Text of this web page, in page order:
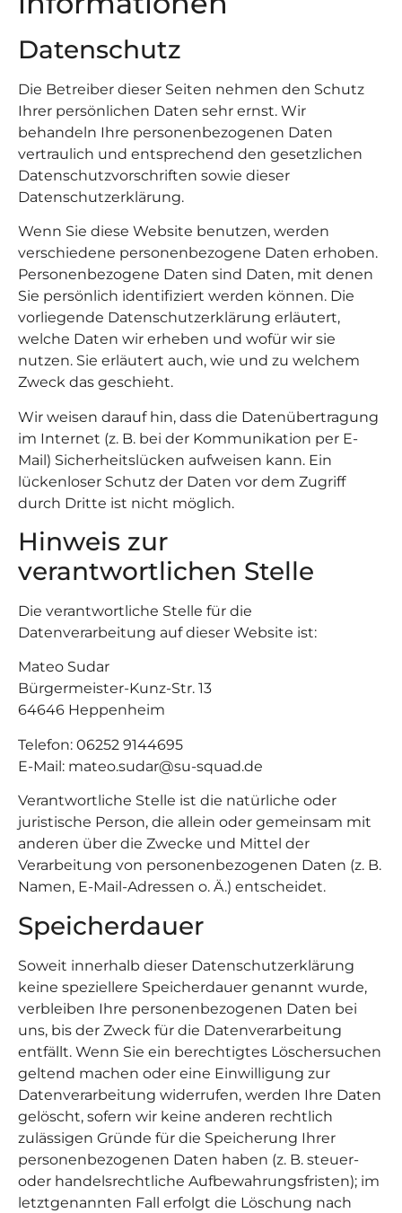
Datenschutz
Die Betreiber dieser Seiten nehmen den Schutz
Ihrer persönlichen Daten sehr ernst. Wir
behandeln Ihre personenbezogenen Daten
vertraulich und entsprechend den gesetzlichen
Datenschutzvorschriften sowie dieser
Datenschutzerklärung.
Wenn Sie diese Website benutzen, werden
verschiedene personenbezogene Daten erhoben.
Personenbezogene Daten sind Daten, mit denen
Sie persönlich identifiziert werden können. Die
vorliegende Datenschutzerklärung erläutert,
welche Daten wir erheben und wofür wir sie
nutzen. Sie erläutert auch, wie und zu welchem
Zweck das geschieht.
Wir weisen darauf hin, dass die Datenübertragung
im Internet (z. B. bei der Kommunikation per E-
Mail) Sicherheitslücken aufweisen kann. Ein
lückenloser Schutz der Daten vor dem Zugriff
durch Dritte ist nicht möglich.
Hinweis zur
verantwortlichen Stelle
Die verantwortliche Stelle für die
Datenverarbeitung auf dieser Website ist:
Mateo Sudar
Bürgermeister-Kunz-Str. 13
64646 Heppenheim
Telefon: 06252 9144695
E-Mail: mateo.sudar@su-squad.de
Verantwortliche Stelle ist die natürliche oder
juristische Person, die allein oder gemeinsam mit
anderen über die Zwecke und Mittel der
Verarbeitung von personenbezogenen Daten (z. B.
Namen, E-Mail-Adressen o. Ä.) entscheidet.
Speicherdauer
Soweit innerhalb dieser Datenschutzerklärung
keine speziellere Speicherdauer genannt wurde,
verbleiben Ihre personenbezogenen Daten bei
uns, bis der Zweck für die Datenverarbeitung
entfällt. Wenn Sie ein berechtigtes Löschersuchen
geltend machen oder eine Einwilligung zur
Datenverarbeitung widerrufen, werden Ihre Daten
gelöscht, sofern wir keine anderen rechtlich
zulässigen Gründe für die Speicherung Ihrer
personenbezogenen Daten haben (z. B. steuer-
oder handelsrechtliche Aufbewahrungsfristen); im
letztgenannten Fall erfolgt die Löschung nach